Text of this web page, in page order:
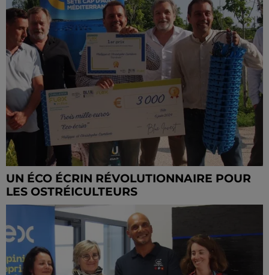
UN ÉCO ÉCRIN RÉVOLUTIONNAIRE POUR
LES OSTRÉICULTEURS